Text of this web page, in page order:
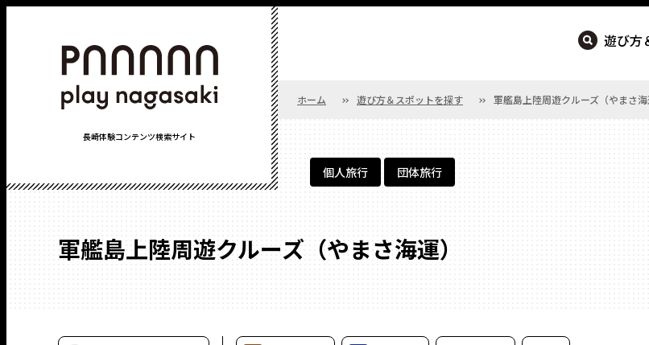
長崎体験コンテンツ検索サイト
遊び方
ホーム 遊び方＆スポットを探す 軍艦島上陸周遊クルーズ（やまさ海
個人旅行 団体旅行
軍艦島上陸周遊クルーズ（やまさ海運）